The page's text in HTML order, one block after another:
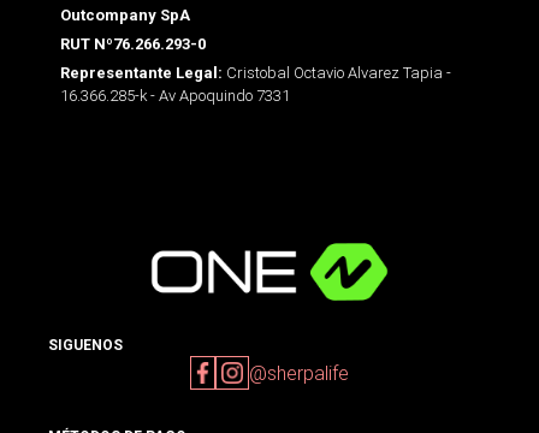
Outcompany SpA
RUT Nº76.266.293-0
Representante Legal: Cristobal Octavio Alvarez Tapia -
16.366.285-k - Av Apoquindo 7331
SIGUENOS
@sherpalife